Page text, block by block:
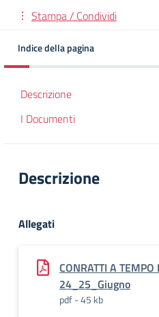
Stampa / Condividi
Indice della pagina
Descrizione
I Documenti
Descrizione
Allegati
CONRATTI A TEMPO
24_25_Giugno
pdf - 45 kb